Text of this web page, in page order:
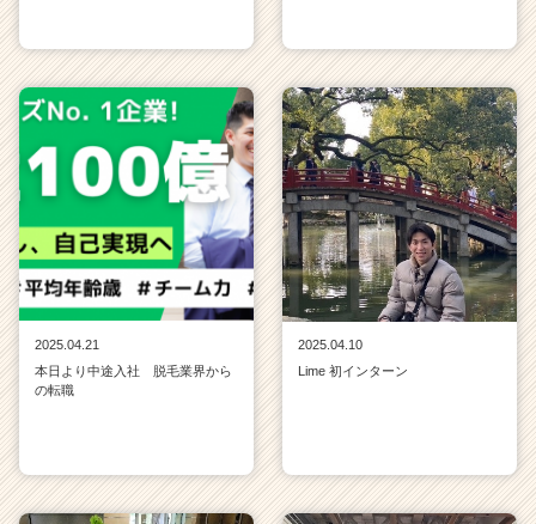
2025.04.21
本日より中途入社 脱毛業界から
の転職
2025.04.10
Lime 初インターン